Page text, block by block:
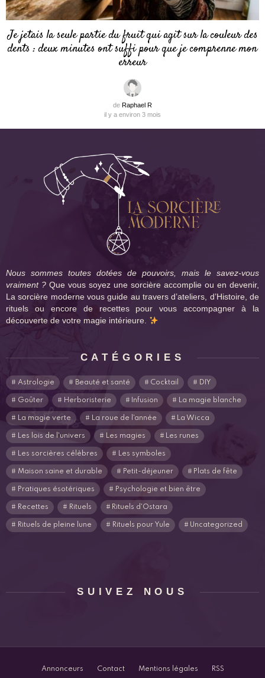
Je jetais la seule partie du fruit qui agit sur la couleur des
dents : deux minutes ont suffi pour que je comprenne mon
erreur
de Raphael R
il y a environ 3 mois
Nous sommes toutes dotées de pouvoirs, mais le savez-vous
vraiment ? Que vous soyez une sorcière accomplie ou en devenir,
La sorcière moderne vous guide au travers d’ateliers, d’Histoire, de
rituels ou encore de recettes pour vous accompagner à la
découverte de votre magie intérieure.
CATÉGORIES
Astrologie Beauté et santé Cocktail DIY
Goûter Herboristerie Infusion La magie blanche
La magie verte La roue de l'année La Wicca
Les lois de l'univers Les magies Les runes
Les sorcières célèbres Les symboles
Maison saine et durable Petit-déjeuner Plats de fête
Pratiques ésotériques Psychologie et bien être
Recettes Rituels Rituels d'Ostara
Rituels de pleine lune Rituels pour Yule Uncategorized
SUIVEZ NOUS
Annonceurs Contact Mentions légales RSS